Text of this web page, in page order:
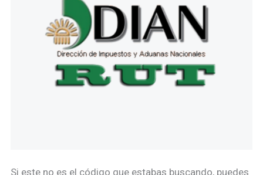
Si este no es el código que estabas buscando, puedes